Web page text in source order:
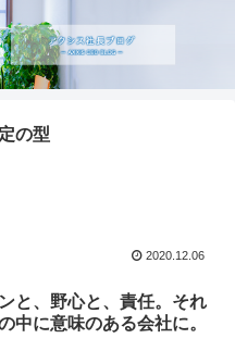
の型
2020.12.06
と、野心と、責任。それ
中に意味のある会社に。